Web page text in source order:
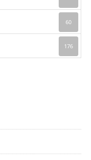
60
176